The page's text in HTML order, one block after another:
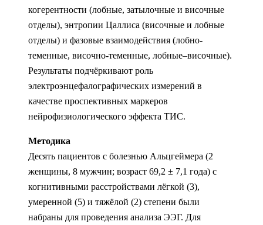
когерентности (лобные, затылочные и височные
отделы), энтропии Цаллиса (височные и лобные
отделы) и фазовые взаимодействия (лобно-
теменные, височно-теменные, лобные–височные).
Результаты подчёркивают роль
электроэнцефалографических измерений в
качестве проспективных маркеров
нейрофизиологического эффекта ТИС.
Методика
Десять пациентов с болезнью Альцгеймера (2
женщины, 8 мужчин; возраст 69,2 ± 7,1 года) с
когнитивными расстройствами лёгкой (3),
умеренной (5) и тяжёлой (2) степени были
набраны для проведения анализа ЭЭГ. Для